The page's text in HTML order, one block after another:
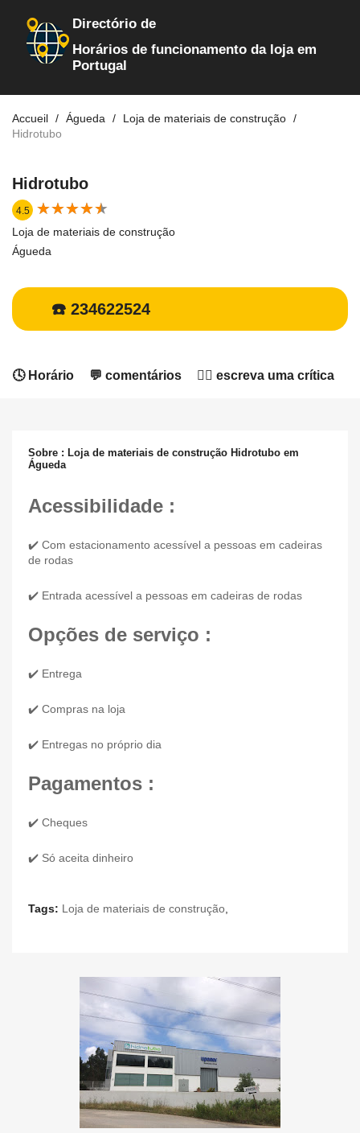
Directório de
Horários de funcionamento da loja em
Portugal
Accueil Águeda
Loja de materiais de construção
Hidrotubo
Hidrotubo
4.5 ★★★★★
★★★★★
Loja de materiais de construção
Águeda
☎️ 234622524
🕓 Horário 💬 comentários ✍🏻 escreva uma crítica
Sobre : Loja de materiais de construção Hidrotubo em
Águeda
Acessibilidade :
✔️ Com estacionamento acessível a pessoas em cadeiras
de rodas
✔️ Entrada acessível a pessoas em cadeiras de rodas
Opções de serviço :
✔️ Entrega
✔️ Compras na loja
✔️ Entregas no próprio dia
Pagamentos :
✔️ Cheques
✔️ Só aceita dinheiro
Tags: Loja de materiais de construção